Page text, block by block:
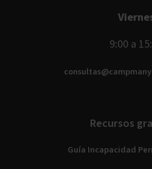
9:00 a
Recursos
Guía Incapacidad